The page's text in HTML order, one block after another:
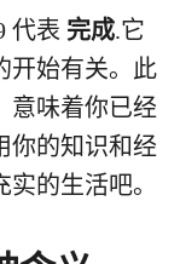
代表 完成.它
开始有关。此
意味着你已经
你的知识和经
的生活吧。